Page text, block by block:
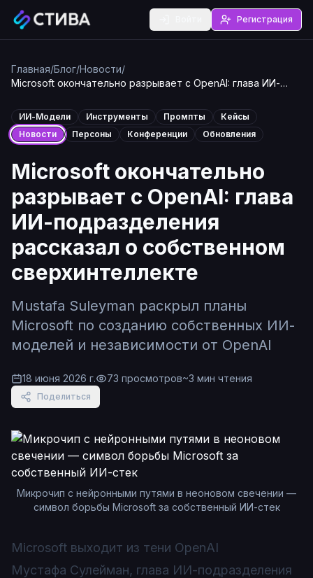
Регистрация
Главная/Блог/Новости/
Microsoft окончательно разрывает с OpenAI: глава ИИ-
сверхинтеллекте
ИИ-Модели Инструменты Промпты
Кейсы
Новости
Персоны Конференции Обновления
Microsoft окончательно
разрывает с OpenAI: глава
ИИ-подразделения
рассказал о собственном
сверхинтеллекте
Mustafa Suleyman раскрыл планы
Microsoft по созданию собственных ИИ-
моделей и независимости от OpenAI
18 июня 2026 г. 73 просмотров~3 мин чтения
Поделиться
Микрочип с нейронными путями в неоновом свечении —
символ борьбы Microsoft за собственный ИИ-стек
Microsoft выходит из тени OpenAI
Мустафа Сулейман, глава ИИ-подразделения